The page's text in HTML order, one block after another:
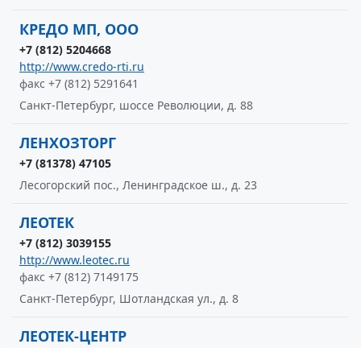
КРЕДО МП, ООО
+7 (812) 5204668
http://www.credo-rti.ru
факс +7 (812) 5291641
Санкт-Петербург, шоссе Революции, д. 88
ЛЕНХОЗТОРГ
+7 (81378) 47105
Лесогорский пос., Ленинградское ш., д. 23
ЛЕОТЕК
+7 (812) 3039155
http://www.leotec.ru
факс +7 (812) 7149175
Санкт-Петербург, Шотландская ул., д. 8
ЛЕОТЕК-ЦЕНТР